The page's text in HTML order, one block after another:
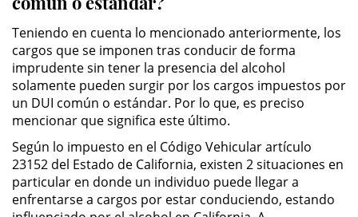
Fabricación de Drogas
Leyes sobre Marihuana en
California
Posesión de Marihuana
Posesión de Sustancias
Controladas
Proposición 36
Teniendo en cuenta lo mencionado anteriormente, los
cargos que se imponen tras conducir de forma
imprudente sin tener la presencia del alcohol
solamente pueden surgir por los cargos impuestos por
un DUI común o estándar. Por lo que, es preciso
mencionar que significa este último.
Según lo impuesto en el Código Vehicular artículo
23152 del Estado de California, existen 2 situaciones en
particular en donde un individuo puede llegar a
enfrentarse a cargos por estar conduciendo, estando